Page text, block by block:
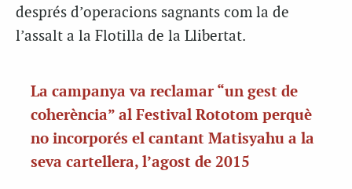
després d’operacions sagnants com la de
l’assalt a la Flotilla de la Llibertat.
La campanya va reclamar “un gest de
coherència” al Festival Rototom perquè
no incorporés el cantant Matisyahu a la
seva cartellera, l’agost de 2015